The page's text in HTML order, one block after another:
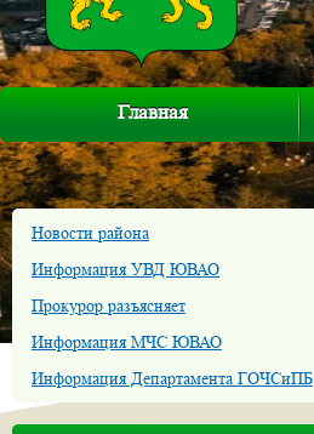
Главная
Новости района
Информация УВД ЮВАО
Прокурор разъясняет
Информация МЧС ЮВАО
Информация Департамента ГОЧСиПБ